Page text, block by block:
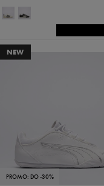
NEW
PROMO: DO -30%